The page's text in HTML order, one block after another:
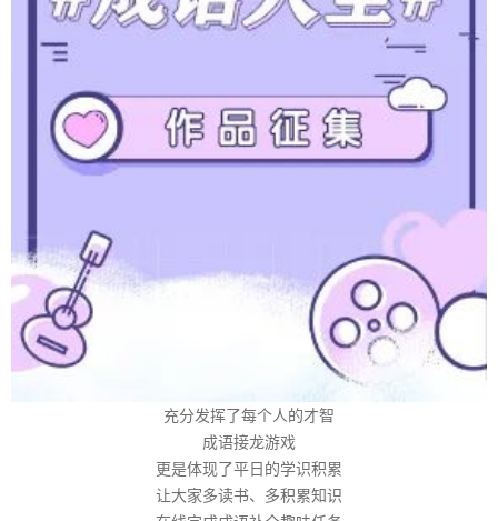
充分发挥了每个人的才智
成语接龙游戏
更是体现了平日的学识积累
让大家多读书、多积累知识